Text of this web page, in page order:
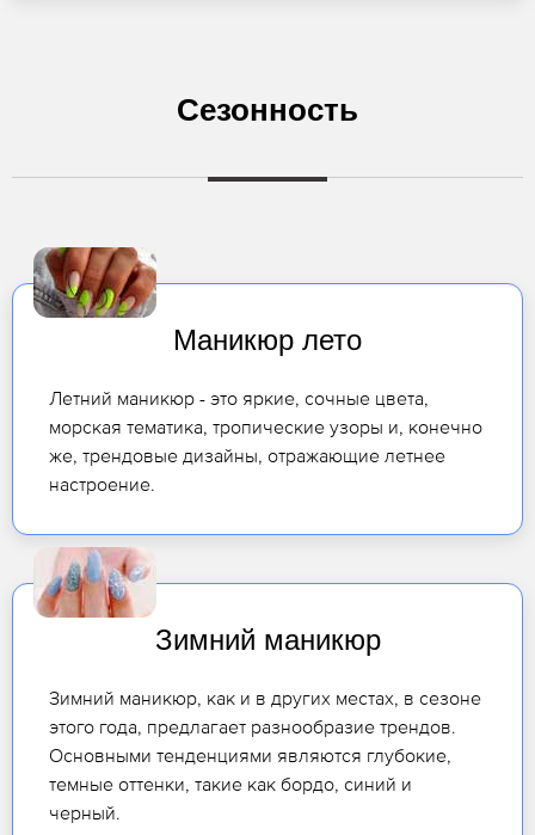
Сезонность
Маникюр лето
Летний маникюр - это яркие, сочные цвета,
морская тематика, тропические узоры и, конечно
же, трендовые дизайны, отражающие летнее
настроение.
Зимний маникюр
Зимний маникюр, как и в других местах, в сезоне
этого года, предлагает разнообразие трендов.
Основными тенденциями являются глубокие,
темные оттенки, такие как бордо, синий и
черный.